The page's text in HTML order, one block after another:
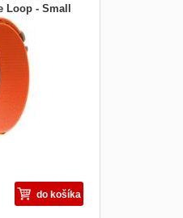
Loop - Small
Cellular 49 mm;
Apple Watch
1,92&quot;
ze
pouzdro
do košíka